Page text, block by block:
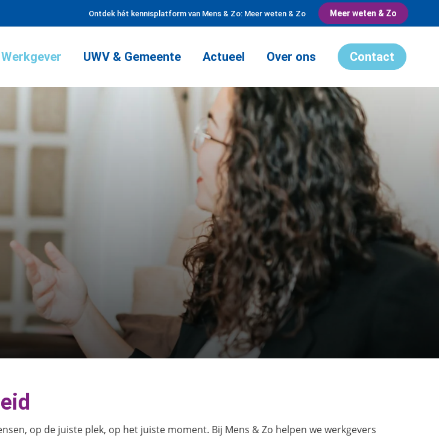
Ontdek hét kennisplatform van Mens & Zo: Meer weten & Zo Meer weten & Zo
Werkgever UWV & Gemeente Actueel Over ons Contact
op de juiste plek, op het juiste moment. Bij Mens & Zo helpen we werkgevers